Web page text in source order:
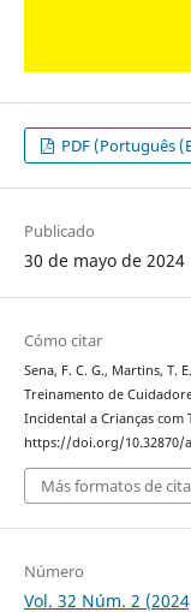
PDF (Português
Publicado
30 de mayo de 2024
Cómo citar
Sena, F. C. G., Martins, T.
Treinamento de
Incidental a Crianças com
https://doi.org/10.32870/
Más formatos de cita
Número
Vol. 32 Núm. 2